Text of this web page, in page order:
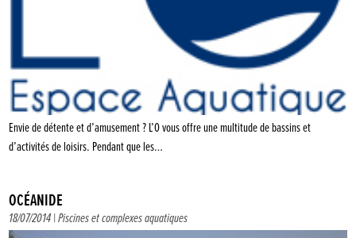
Envie de détente et d’amusement ? L’O vous offre une multitude de bassins et
d’activités de loisirs. Pendant que les…
OCÉANIDE
18/07/2014 |Piscines et complexes aquatiques